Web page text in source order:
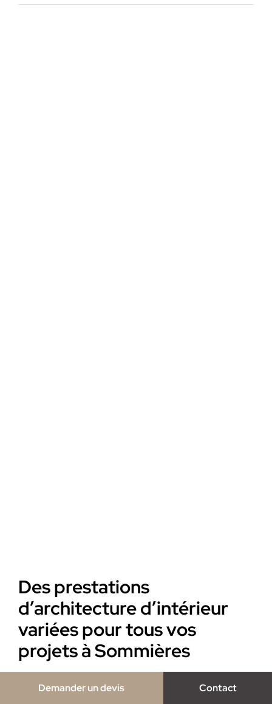
Demander un devis Contact
Des prestations
d’architecture d’intérieur
variées pour tous vos
projets à Sommières
Morgane vous propose une gamme complète de
prestations pour répondre à tous vos besoins en